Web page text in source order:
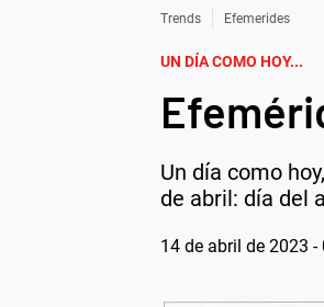
Trends Efemerides
UN DÍA COMO HOY...
Un día como
de abril: día del
14 de abril de 2023 -